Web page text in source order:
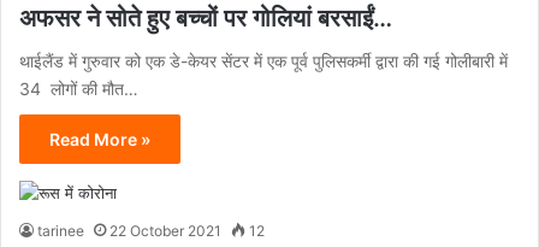
अफसर ने सोते हुए बच्चों पर गोलियां बरसाईं…
थाईलैंड में गुरुवार को एक डे-केयर सेंटर में एक पूर्व पुलिसकर्मी द्वारा की गई गोलीबारी में
34 लोगों की मौत…
Read More »
tarinee 22 October 2021 12